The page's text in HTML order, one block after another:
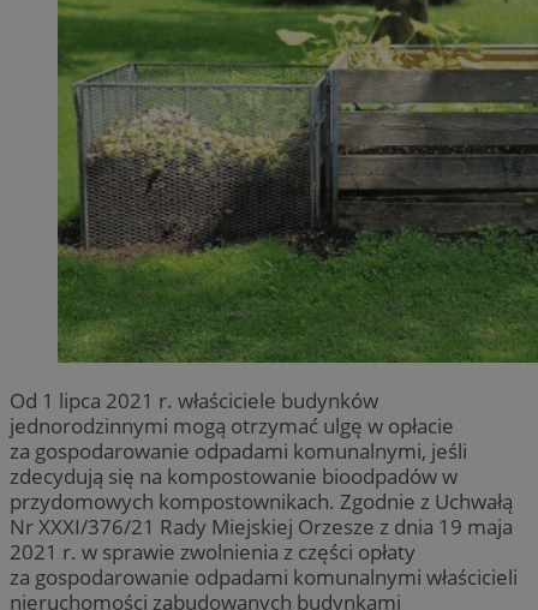
Od 1 lipca 2021 r. właściciele budynków
jednorodzinnymi mogą otrzymać ulgę w opłacie
za gospodarowanie odpadami komunalnymi, jeśli
zdecydują się na kompostowanie bioodpadów w
przydomowych kompostownikach. Zgodnie z Uchwałą
Nr XXXI/376/21 Rady Miejskiej Orzesze z dnia 19 maja
2021 r. w sprawie zwolnienia z części opłaty
za gospodarowanie odpadami komunalnymi właścicieli
nieruchomości zabudowanych budynkami